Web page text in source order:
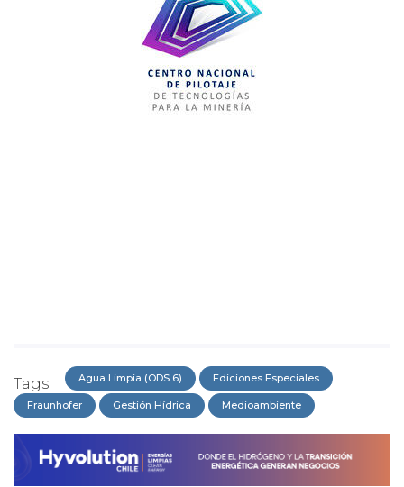
Tags: Agua Limpia (ODS 6) Ediciones Especiales
Fraunhofer Gestión Hídrica Medioambiente